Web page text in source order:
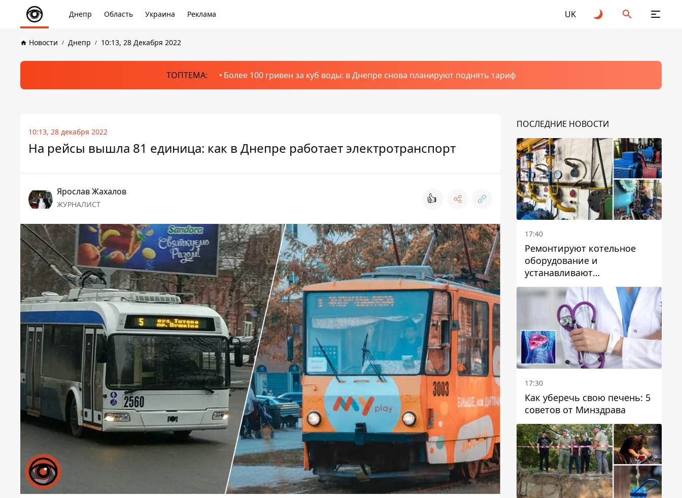
Днепр Область Украина Реклама UK
Новости Днепр 10:13, 28 Декабря 2022
ТОПТЕМА: Более 100 гривен за куб воды: в Днепре снова планируют поднять тариф
10:13, 28 декабря 2022
На рейсы вышла 81 единица: как в Днепре работает электротранспорт
Ярослав Жахалов
ЖУРНАЛИСТ 👍
ПОСЛЕДНИЕ НОВОСТИ
17:40
Ремонтируют котельное
оборудование и
устанавливают
генераторные установки:
как в Днепре готовятся к
отопительному сезону
17:30
Как уберечь свою печень: 5
советов от Минздрава